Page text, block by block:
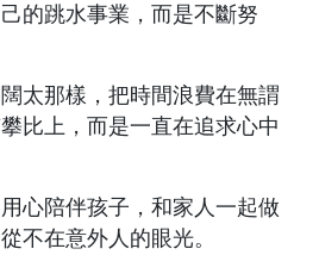
的跳水事業，而是不斷努
太那樣，把時間浪費在無謂
比上，而是一直在追求心中
心陪伴孩子，和家人一起做
不在意外人的眼光。